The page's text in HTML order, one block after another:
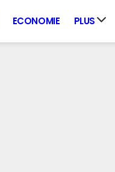
ECONOMIE PLUS